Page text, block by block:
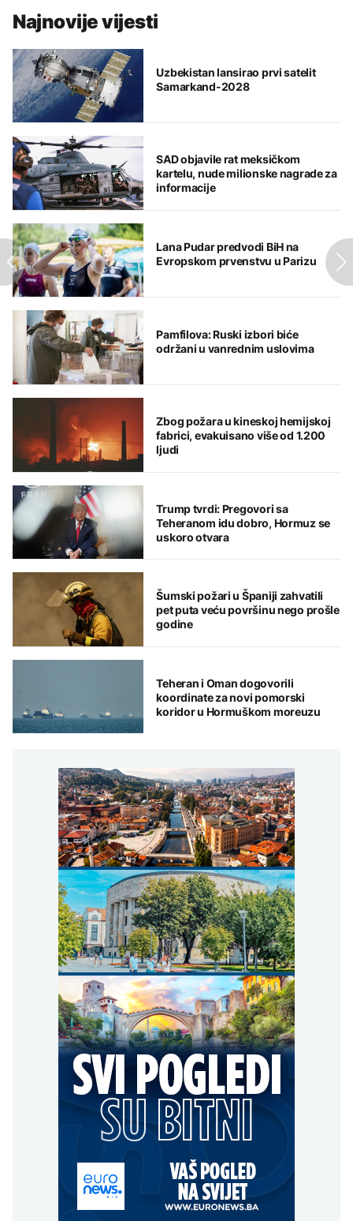
Najnovije vijesti
Uzbekistan lansirao prvi satelit
Samarkand-2028
SAD objavile rat meksičkom
kartelu, nude milionske nagrade za
informacije
Lana Pudar predvodi BiH na
Evropskom prvenstvu u Parizu
Pamfilova: Ruski izbori biće
održani u vanrednim uslovima
Zbog požara u kineskoj hemijskoj
fabrici, evakuisano više od 1.200
ljudi
Trump tvrdi: Pregovori sa
Teheranom idu dobro, Hormuz se
uskoro otvara
Šumski požari u Španiji zahvatili
pet puta veću površinu nego prošle
godine
Teheran i Oman dogovorili
koordinate za novi pomorski
koridor u Hormuškom moreuzu